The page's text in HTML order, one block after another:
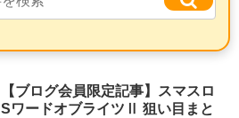
【ブログ会員限定記事】スマスロ
SワードオブライツⅡ 狙い目まと